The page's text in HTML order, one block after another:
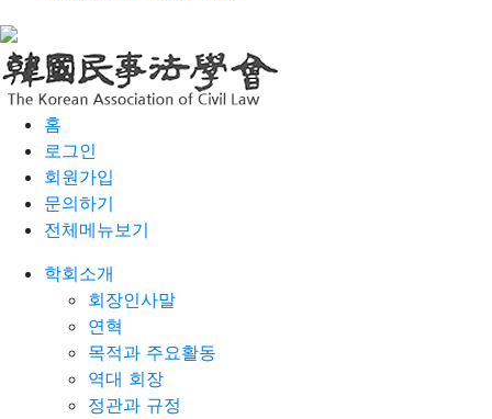
홈
로그인
회원가입
문의하기
전체메뉴보기
학회소개
회장인사말
연혁
목적과 주요활동
역대 회장
정관과 규정